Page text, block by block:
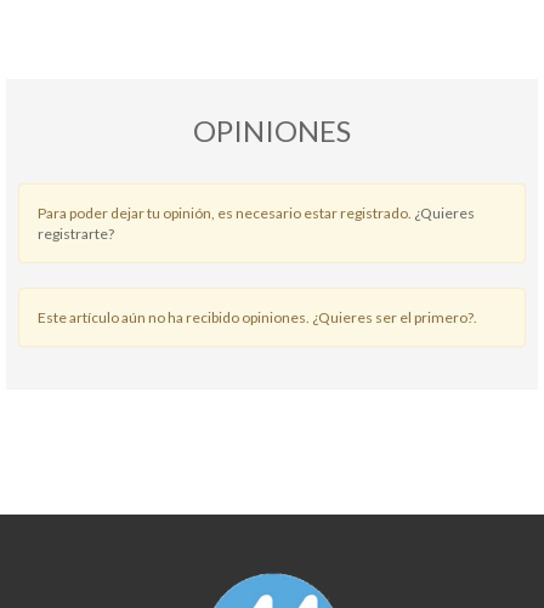
OPINIONES
Para poder dejar tu opinión, es necesario estar registrado. ¿Quieres
registrarte?
Este artículo aún no ha recibido opiniones. ¿Quieres ser el primero?.